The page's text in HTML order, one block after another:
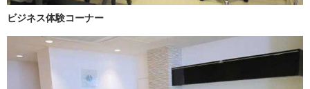
ビジネス体験コーナー